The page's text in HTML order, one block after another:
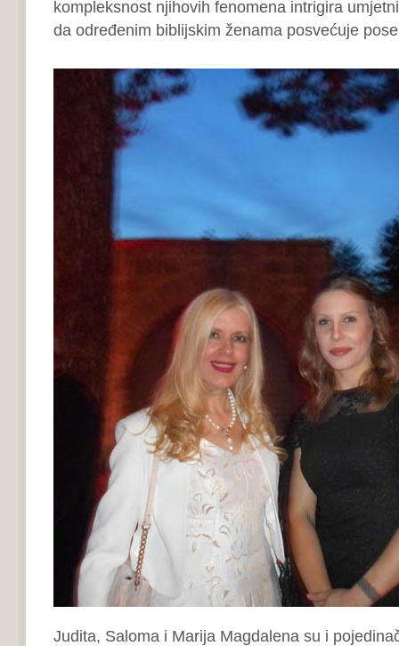
kompleksnost njihovih fenomena intrigira
da određenim biblijskim ženama posvećuje
Judita, Saloma i Marija Magdalena su i